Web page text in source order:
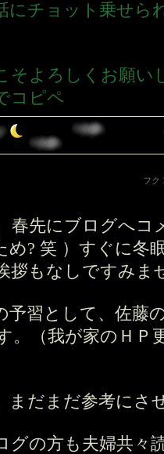
にチョット乗せら
そよろしくお願
コピペ
フク
春先にブログへコ
め? 笑 ）すぐに冬
拶もなしですみま
予習として、佐藤
。（我が家のＨＰ
まだまだ参考にさ
グの方も夫婦共々